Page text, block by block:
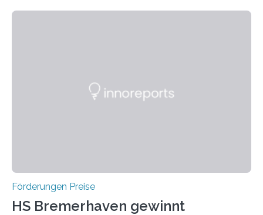
Foundation, des BIAL Award in Biomedicine ist in
Förderungen Preise
HS Bremerhaven gewinnt